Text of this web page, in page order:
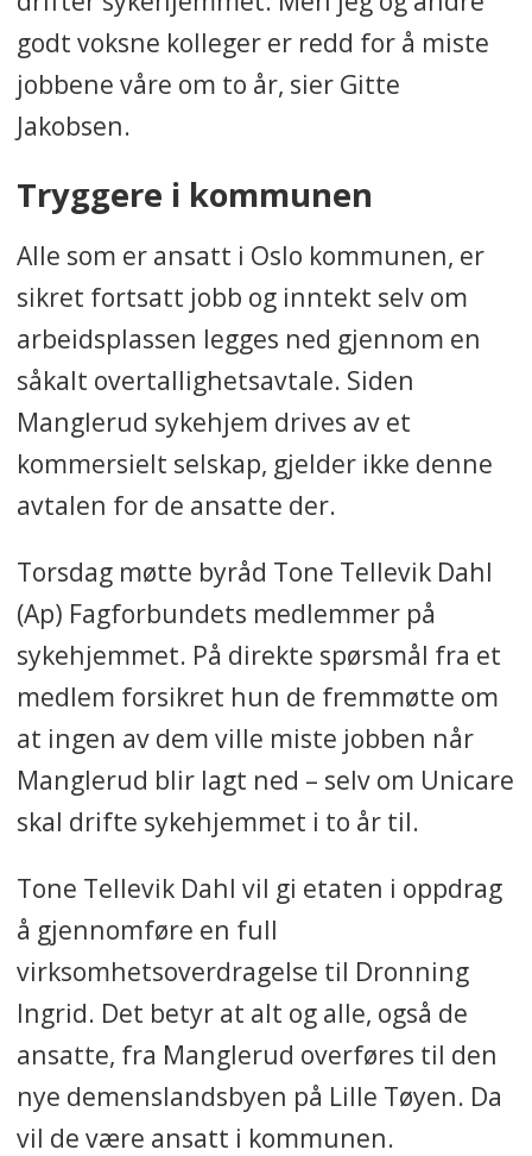
godt voksne kolleger er redd for å miste
jobbene våre om to år, sier Gitte
Jakobsen.
Tryggere i kommunen
Alle som er ansatt i Oslo kommunen, er
sikret fortsatt jobb og inntekt selv om
arbeidsplassen legges ned gjennom en
såkalt overtallighetsavtale. Siden
Manglerud sykehjem drives av et
kommersielt selskap, gjelder ikke denne
avtalen for de ansatte der.
Torsdag møtte byråd Tone Tellevik Dahl
(Ap) Fagforbundets medlemmer på
sykehjemmet. På direkte spørsmål fra et
medlem forsikret hun de fremmøtte om
at ingen av dem ville miste jobben når
Manglerud blir lagt ned – selv om Unicare
skal drifte sykehjemmet i to år til.
Tone Tellevik Dahl vil gi etaten i oppdrag
å gjennomføre en full
virksomhetsoverdragelse til Dronning
Ingrid. Det betyr at alt og alle, også de
ansatte, fra Manglerud overføres til den
nye demenslandsbyen på Lille Tøyen. Da
vil de være ansatt i kommunen.